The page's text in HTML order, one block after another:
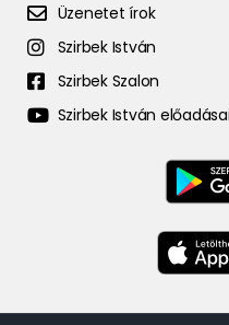
Üzenetet írok
Szirbek István
Szirbek Szalon
Szirbek István előadásai